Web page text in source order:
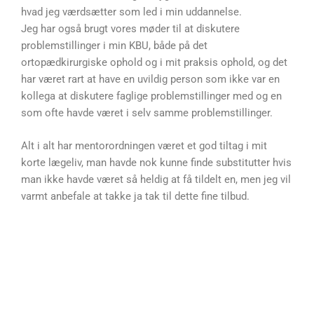
hvad jeg værdsætter som led i min uddannelse.
Jeg har også brugt vores møder til at diskutere
problemstillinger i min KBU, både på det
ortopædkirurgiske ophold og i mit praksis ophold, og det
har været rart at have en uvildig person som ikke var en
kollega at diskutere faglige problemstillinger med og en
som ofte havde været i selv samme problemstillinger.
Alt i alt har mentorordningen været et god tiltag i mit
korte lægeliv, man havde nok kunne finde substitutter hvis
man ikke havde været så heldig at få tildelt en, men jeg vil
varmt anbefale at takke ja tak til dette fine tilbud.